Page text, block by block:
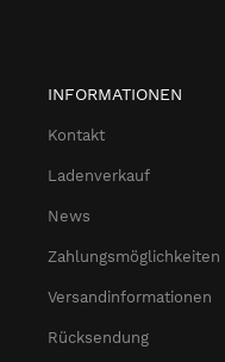
INFORMATIONEN
Kontakt
Ladenverkauf
News
Zahlungsmöglichkeiten
Versandinformationen
Rücksendung